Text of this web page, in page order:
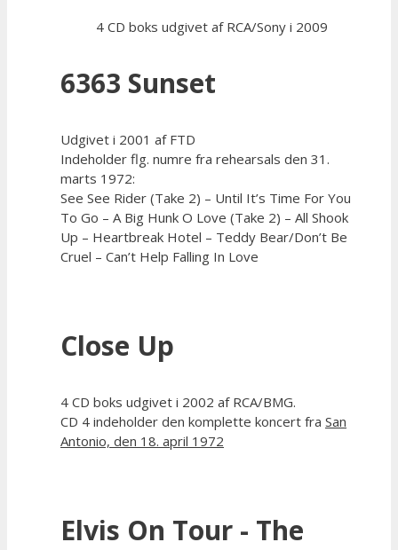
4 CD boks udgivet af RCA/Sony i 2009
6363 Sunset
Udgivet i 2001 af FTD
Indeholder flg. numre fra rehearsals den 31.
marts 1972:
See See Rider (Take 2) – Until It’s Time For You
To Go – A Big Hunk O Love (Take 2) – All Shook
Up – Heartbreak Hotel – Teddy Bear/Don’t Be
Cruel – Can’t Help Falling In Love
Close Up
4 CD boks udgivet i 2002 af RCA/BMG.
CD 4 indeholder den komplette koncert fra San
Antonio, den 18. april 1972
Elvis On Tour - The